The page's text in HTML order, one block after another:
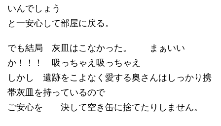
いんでしょう
と一安心して部屋に戻る。
でも結局 灰皿はこなかった。 まぁいい
か！！！ 吸っちゃえ吸っちゃえ
しかし 遺跡をこよなく愛する奥さんはしっかり携
帯灰皿を持っているので
ご安心を 決して空き缶に捨てたりしません。